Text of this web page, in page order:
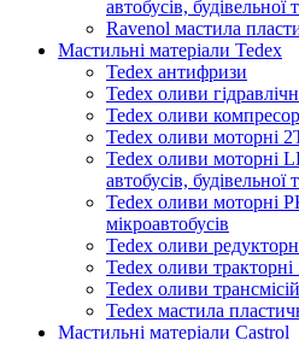
автобусів, будівельної
Ravenol мастила
Мастильні матеріали Tedex
Tedex антифризи
Tedex оливи
Tedex оливи
Tedex оливи моторні
Tedex оливи моторні
автобусів, будівельної
Tedex оливи моторні
мікроавтобусів
Tedex оливи
Tedex оливи
Tedex оливи
Tedex мастила
Мастильні матеріали Castrol